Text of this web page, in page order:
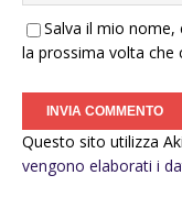
Salva il mio
la prossima volta che
Questo sito utilizza
vengono elaborati i